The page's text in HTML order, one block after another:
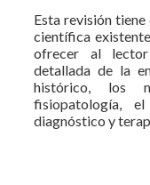
Esta revisión
científica
ofrecer al
detallada de la
histórico, los
fisiopatología,
diagnóstico y